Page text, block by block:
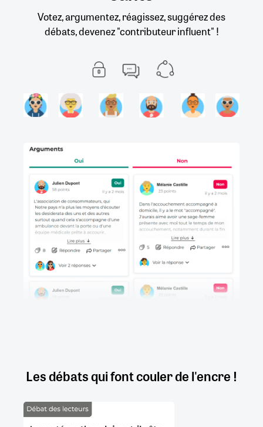
Votez, argumentez, réagissez, suggérez des
débats, devenez "contributeur influent" !
Les débats qui font couler de l'encre !